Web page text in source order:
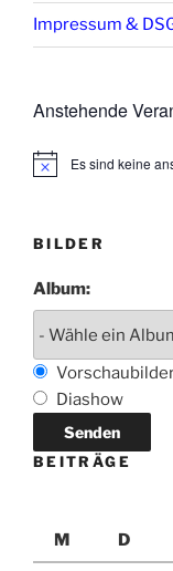
Impressum &
Anstehende
H
e
Es sind keine
BILDER
Album:
Diashow
BEITRÄGE
M
D